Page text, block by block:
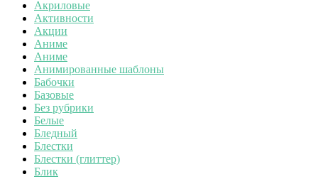
Акриловые
Активности
Акции
Аниме
Аниме
Анимированные шаблоны
Бабочки
Базовые
Без рубрики
Белые
Бледный
Блестки
Блестки (глиттер)
Блик